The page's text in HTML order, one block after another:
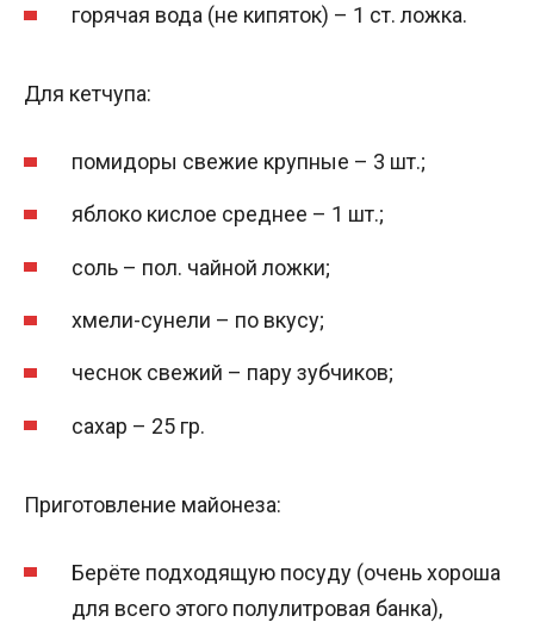
горячая вода (не кипяток) – 1 ст. ложка.
Для кетчупа:
помидоры свежие крупные – 3 шт.;
яблоко кислое среднее – 1 шт.;
соль – пол. чайной ложки;
хмели-сунели – по вкусу;
чеснок свежий – пару зубчиков;
сахар – 25 гр.
Приготовление майонеза:
Берёте подходящую посуду (очень хороша
для всего этого полулитровая банка),